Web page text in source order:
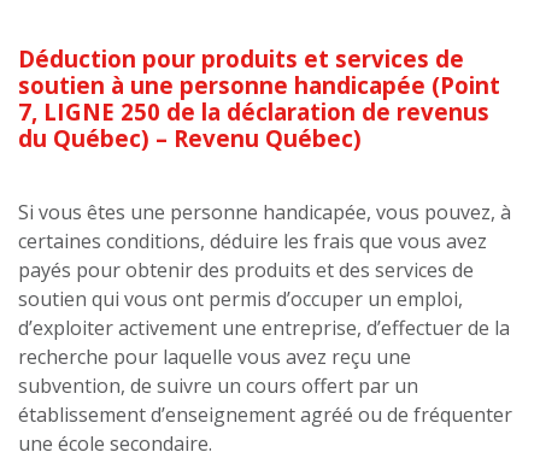
Déduction pour produits et services de
soutien à une personne handicapée (Point
7, LIGNE 250 de la déclaration de revenus
du Québec) – Revenu Québec)
Si vous êtes une personne handicapée, vous pouvez, à
certaines conditions, déduire les frais que vous avez
payés pour obtenir des produits et des services de
soutien qui vous ont permis d’occuper un emploi,
d’exploiter activement une entreprise, d’effectuer de la
recherche pour laquelle vous avez reçu une
subvention, de suivre un cours offert par un
établissement d’enseignement agréé ou de fréquenter
une école secondaire.